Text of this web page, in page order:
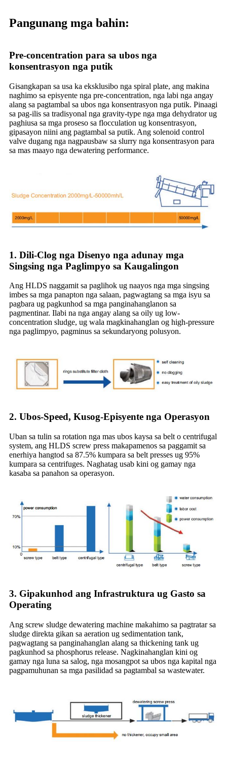
Pangunang mga bahin:
Pre-concentration para sa ubos nga
konsentrasyon nga putik
Gisangkapan sa usa ka eksklusibo nga spiral plate, ang makina
naghimo sa episyente nga pre-concentration, nga labi nga angay
alang sa pagtambal sa ubos nga konsentrasyon nga putik. Pinaagi
sa pag-ilis sa tradisyonal nga gravity-type nga mga dehydrator ug
paghiusa sa mga proseso sa flocculation ug konsentrasyon,
gipasayon ​​niini ang pagtambal sa putik. Ang solenoid control
valve dugang nga nagpausbaw sa slurry nga konsentrasyon para
sa mas maayo nga dewatering performance.
1. Dili-Clog nga Disenyo nga adunay mga
Singsing nga Paglimpyo sa Kaugalingon
Ang HLDS naggamit sa paglihok ug naayos nga mga singsing
imbes sa mga panapton nga salaan, pagwagtang sa mga isyu sa
pagbara ug pagkunhod sa mga panginahanglanon sa
pagmentinar. Ilabi na nga angay alang sa oily ug low-
concentration sludge, ug wala magkinahanglan og high-pressure
nga paglimpyo, pagminus sa sekundaryong polusyon.
2. Ubos-Speed, Kusog-Episyente nga Operasyon
Uban sa tulin sa rotation nga mas ubos kaysa sa belt o centrifugal
system, ang HLDS screw press makapamenos sa paggamit sa
enerhiya hangtod sa 87.5% kumpara sa belt presses ug 95%
kumpara sa centrifuges. Naghatag usab kini og gamay nga
kasaba sa panahon sa operasyon.
3. Gipakunhod ang Infrastruktura ug Gasto sa
Operating
Ang screw sludge dewatering machine makahimo sa pagtratar sa
sludge direkta gikan sa aeration ug sedimentation tank,
pagwagtang sa panginahanglan alang sa thickening tank ug
pagkunhod sa phosphorus release. Nagkinahanglan kini og
gamay nga luna sa salog, nga mosangpot sa ubos nga kapital nga
pagpamuhunan sa mga pasilidad sa pagtambal sa wastewater.